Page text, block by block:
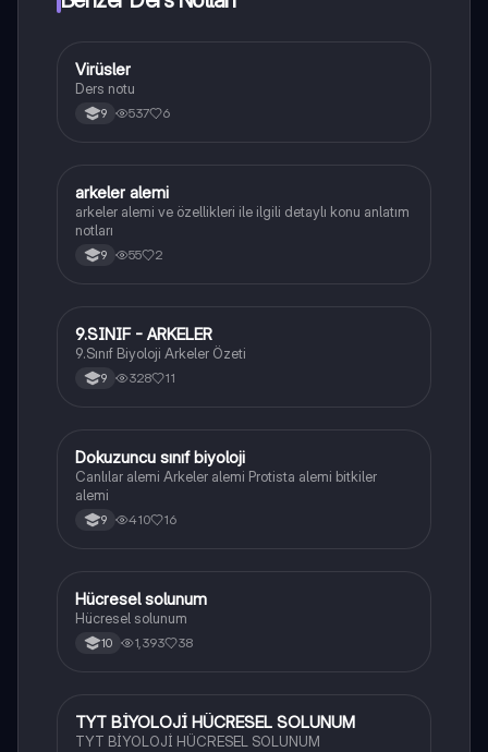
Biyoloji
Virüsler
Ders notu
9 537 6
Biyoloji
arkeler alemi
arkeler alemi ve özellikleri ile ilgili detaylı konu anlatım
notları
9 55 2
Biyoloji
9.SINIF - ARKELER
9.Sınıf Biyoloji Arkeler Özeti
9 328 11
Biyoloji
Dokuzuncu sınıf biyoloji
Canlılar alemi Arkeler alemi Protista alemi bitkiler
alemi
9 410 16
Biyoloji
Hücresel solunum
Hücresel solunum
10 1,393 38
Biyoloji
TYT BİYOLOJİ HÜCRESEL SOLUNUM
TYT BİYOLOJİ HÜCRESEL SOLUNUM